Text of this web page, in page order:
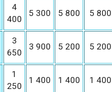
4
400
5 300 5 800 5 800
3
650
3 900 5 200 5 200
1
250
1 400 1 400 1 400